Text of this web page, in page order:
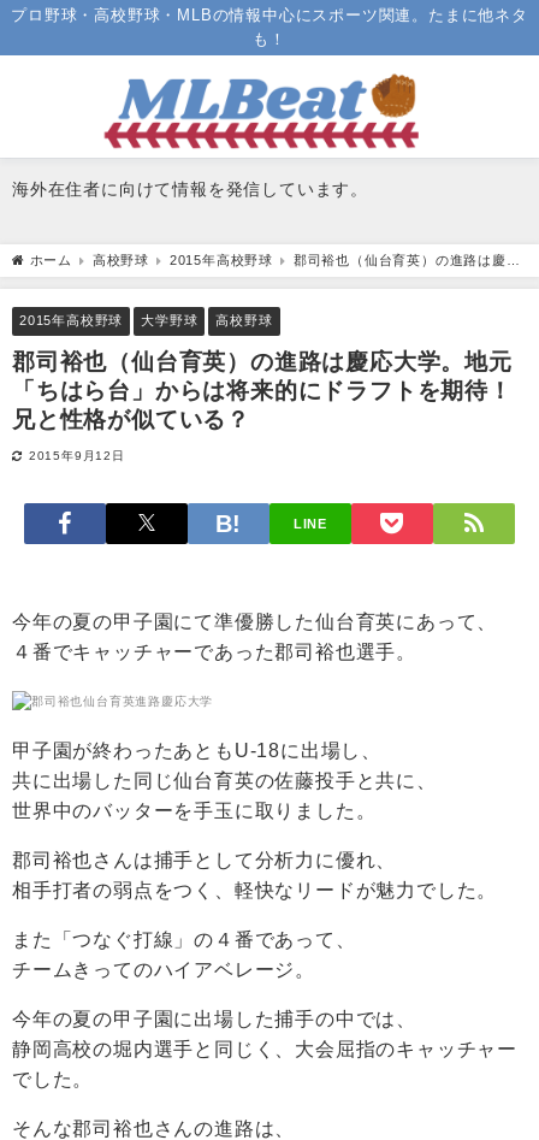
プロ野球・高校野球・MLBの情報中心にスポーツ関連。たまに他ネタ
も！
海外在住者に向けて情報を発信しています。
ホーム 高校野球 2015年高校野球
郡司裕也（仙台育英）の進路は慶応
大学。地元「ちはら台」からは将来的にドラフトを期待！兄と性格が似ている？
2015年高校野球 大学野球 高校野球
郡司裕也（仙台育英）の進路は慶応大学。地元
「ちはら台」からは将来的にドラフトを期待！
兄と性格が似ている？
2015年9月12日
LINE
今年の夏の甲子園にて準優勝した仙台育英にあって、
４番でキャッチャーであった郡司裕也選手。
甲子園が終わったあともU-18に出場し、
共に出場した同じ仙台育英の佐藤投手と共に、
世界中のバッターを手玉に取りました。
郡司裕也さんは捕手として分析力に優れ、
相手打者の弱点をつく、軽快なリードが魅力でした。
また「つなぐ打線」の４番であって、
チームきってのハイアベレージ。
今年の夏の甲子園に出場した捕手の中では、
静岡高校の堀内選手と同じく、大会屈指のキャッチャー
でした。
そんな郡司裕也さんの進路は、